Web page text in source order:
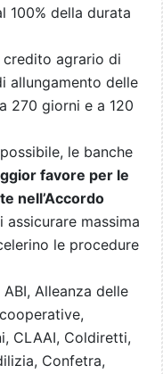
100% della durata
agrario di
allungamento delle
270 giorni e a 120
le banche
favore per le
nell’Accordo
massima
le procedure
Alleanza delle
CLAAI, Coldiretti,
Confetra,